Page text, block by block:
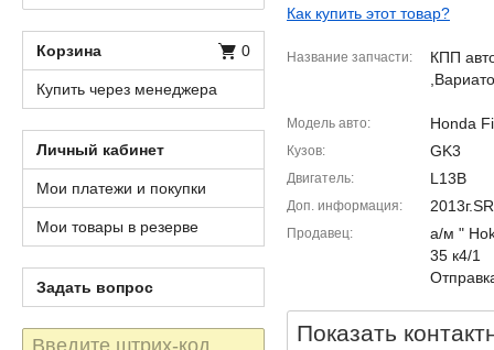
Как купить этот товар?
Название запчасти
КПП
Модель авто Honda
Кузов GK3
Двигатель L13B
Доп. информация
Продавец
а/м "
35 к4/1
Показать
Корзина 0
Купить через менеджера
Личный кабинет
Мои платежи и покупки
Мои товары в резерве
Задать вопрос
Штрих-